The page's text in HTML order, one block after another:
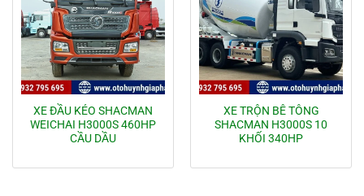
XE ĐẦU KÉO SHACMAN
WEICHAI H3000S 460HP
CẦU DẦU
XE TRỘN BÊ TÔNG
SHACMAN H3000S 10
KHỐI 340HP